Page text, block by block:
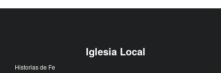
Iglesia Local
Historias de Fe